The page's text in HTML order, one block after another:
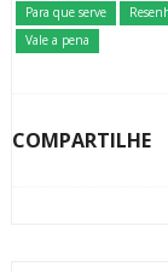
Para que serve
Vale a pena
COMPARTILHE